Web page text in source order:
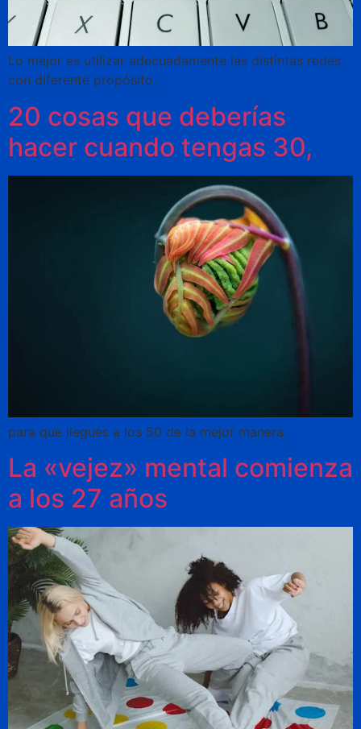
Lo mejor es utilizar adecuadamente las distintas redes
con diferente propósito.
20 cosas que deberías
hacer cuando tengas 30,
para que llegues a los 50 de la mejor manera.
La «vejez» mental comienza
a los 27 años